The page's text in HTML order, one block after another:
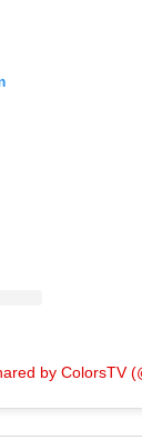
by ColorsTV